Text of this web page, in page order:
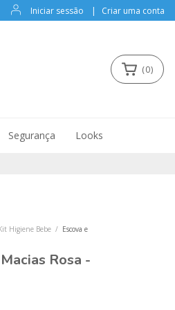
Iniciar sessão | Criar uma conta
(0)
Segurança Looks
Higiene Bebe / Escova e
Rosa -